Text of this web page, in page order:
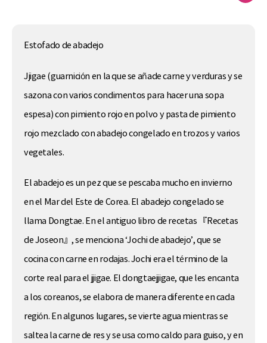
Estofado de abadejo
Jjigae (guarnición en la que se añade carne y verduras y se
sazona con varios condimentos para hacer una sopa
espesa) con pimiento rojo en polvo y pasta de pimiento
rojo mezclado con abadejo congelado en trozos y varios
vegetales.
El abadejo es un pez que se pescaba mucho en invierno
en el Mar del Este de Corea. El abadejo congelado se
llama Dongtae. En el antiguo libro de recetas 『Recetas
de Joseon』, se menciona ‘Jochi de abadejo’, que se
cocina con carne en rodajas. Jochi era el término de la
corte real para el jjigae. El dongtaejjigae, que les encanta
a los coreanos, se elabora de manera diferente en cada
región. En algunos lugares, se vierte agua mientras se
saltea la carne de res y se usa como caldo para guiso, y en